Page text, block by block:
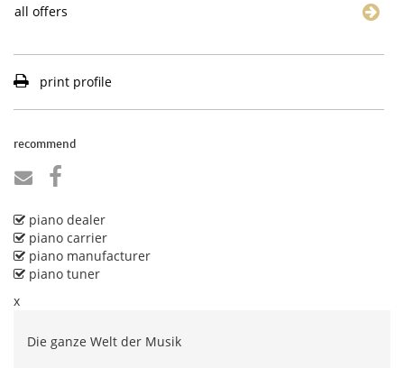
all offers
print profile
recommend
piano dealer
piano carrier
piano manufacturer
piano tuner
x
Die ganze Welt der Musik